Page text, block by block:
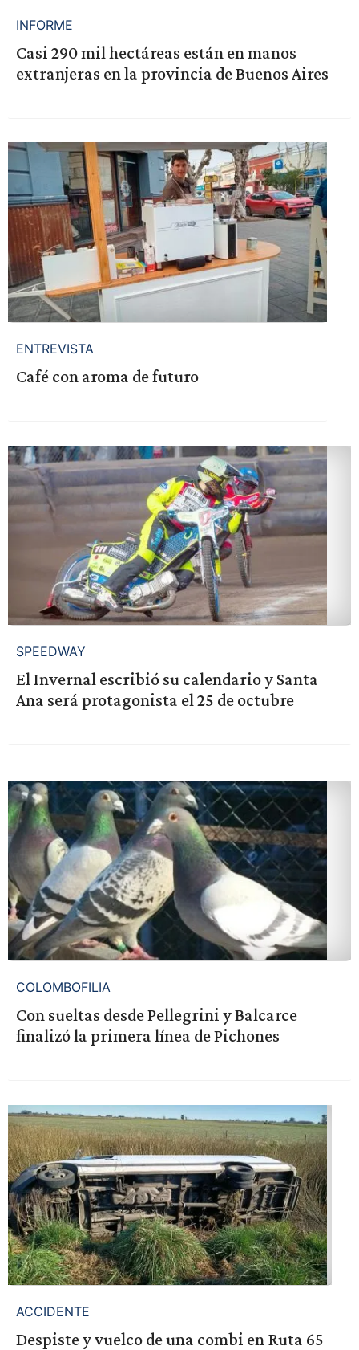
INFORME
Casi 290 mil hectáreas están en manos
extranjeras en la provincia de Buenos Aires
ENTREVISTA
Café con aroma de futuro
SPEEDWAY
El Invernal escribió su calendario y Santa
Ana será protagonista el 25 de octubre
COLOMBOFILIA
Con sueltas desde Pellegrini y Balcarce
finalizó la primera línea de Pichones
ACCIDENTE
Despiste y vuelco de una combi en Ruta 65